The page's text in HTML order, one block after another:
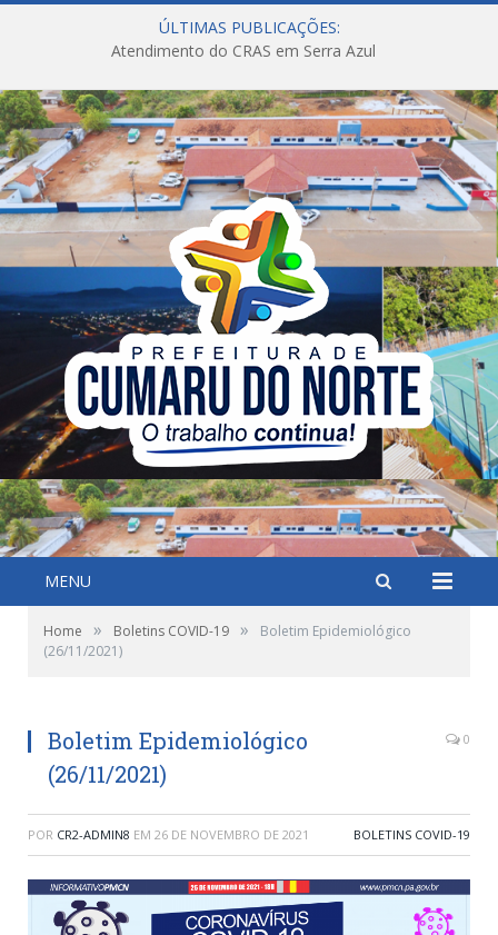
ÚLTIMAS PUBLICAÇÕES:
Atendimento do CRAS em Serra Azul
MENU
Home » Boletins COVID-19 »
Boletim Epidemiológico
(26/11/2021)
Boletim Epidemiológico
(26/11/2021)
0
POR CR2-ADMIN8 EM 26 DE NOVEMBRO DE 2021 BOLETINS COVID-19